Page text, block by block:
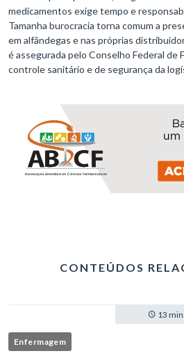
medicamentos exige tempo e
Tamanha burocracia torna comum a
em alfândegas e nas próprias
é assegurada pelo Conselho Federal de
controle sanitário e de segurança da
CONTEÚDOS
13 min.
Enfermagem